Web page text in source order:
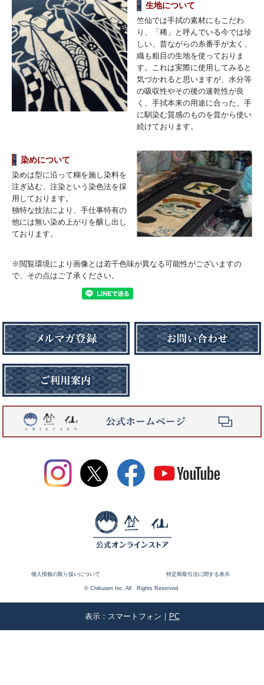
生地について
竺仙では手拭の素材にもこだわ
り、「稀」と呼んでいる今では珍
しい、昔ながらの糸番手が太く、
織も粗目の生地を使っておりま
す。これは実際に使用してみると
気づかれると思いますが、水分等
の吸収性やその後の速乾性が良
く、手拭本来の用途に合った、手
に馴染む質感のものを昔から使い
続けております。
染めについて
染めは型に沿って糊を施し染料を
注ぎ込む、注染という染色法を採
用しております。
独特な技法により、手仕事特有の
他には無い染め上がりを醸し出し
ております。
※閲覧環境により画像とは若干色味が異なる可能性がございますの
で、その点はご了承ください。
個人情報の取り扱いについて 特定商取引法に関する表示
© Chikusen Inc. All Rights Reserved.
表示：スマートフォン｜ PC